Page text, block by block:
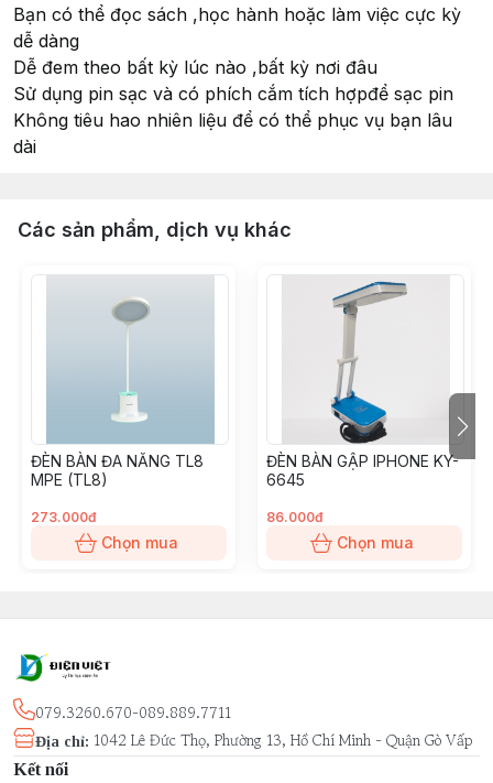
Bạn có thể đọc sách ,học hành hoặc làm việc cực kỳ
dễ dàng
Dễ đem theo bất kỳ lúc nào ,bất kỳ nơi đâu
Sử dụng pin sạc và có phích cắm tích hợpđể sạc pin
Không tiêu hao nhiên liệu để có thể phục vụ bạn lâu
dài
Các sản phẩm, dịch vụ khác
ĐÈN BÀN ĐA NĂNG TL8
MPE (TL8)
273.000đ
Chọn mua
ĐÈN BÀN GẬP IPHONE KY-
6645
86.000đ
Chọn mua
079.3260.670-089.889.7711
Địa chỉ: 1042 Lê Đức Thọ, Phường 13, Hồ Chí Minh - Quận Gò Vấp
Kết nối